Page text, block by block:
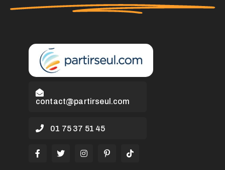
contact@partirseul.com
01 75 37 51 45